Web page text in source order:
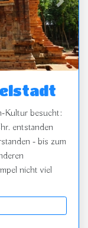
vor
Kultur besucht:
entstanden
- bis zum
nicht viel